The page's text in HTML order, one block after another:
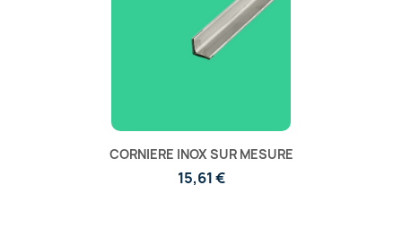
CORNIERE INOX SUR MESURE
15,61 €